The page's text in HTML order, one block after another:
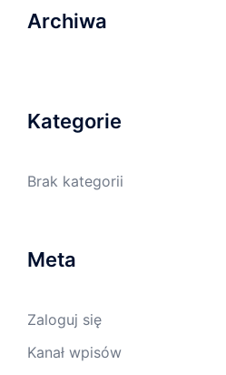
Archiwa
Kategorie
Brak kategorii
Meta
Zaloguj się
Kanał wpisów